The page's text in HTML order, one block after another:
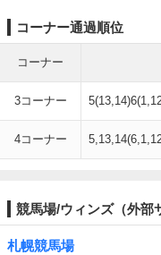
コーナー通過順位
コーナー
3コーナー
4コーナー
競馬場/ウィンズ（外部
札幌競馬場